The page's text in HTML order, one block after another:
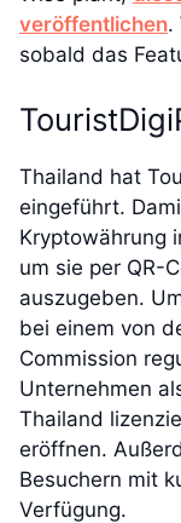
veröffentlichen.
sobald das
Thailand hat
eingeführt.
Kryptowährung
um sie per QR-
auszugeben.
bei einem von
Commission
Unternehmen
Thailand
eröffnen.
Besuchern mit
Verfügung.